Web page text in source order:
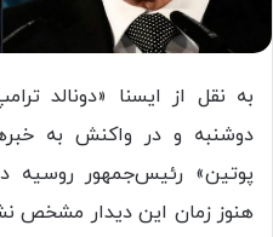
به نقل از ایسنا «دونالد
دوشنبه و در واکنش به خبرها
پوتین» رئیس‌جمهور
هنوز زمان این دیدار مشخص